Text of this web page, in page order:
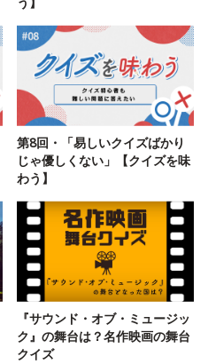
第8回・「易しいクイズばかり
じゃ優しくない」【クイズを味
わう】
『サウンド・オブ・ミュージッ
ク』の舞台は？名作映画の舞台
クイズ